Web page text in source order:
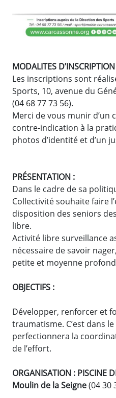
MODALITES
Les inscriptions sont
Sports, 10, avenue du
(04 68 77 73 56).
Merci de vous munir d’un
contre-indication à la
photos d’identité et d’un
PRÉSENTATION :
Dans le cadre de sa
Collectivité souhaite faire
disposition des seniors
libre.
Activité libre surveillance
nécessaire de savoir
petite et moyenne
OBJECTIFS :
Développer, renforcer et
traumatisme. C’est dans
perfectionnera la
de l’effort.
ORGANISATION : PISCINE
Moulin de la Seigne(04 30